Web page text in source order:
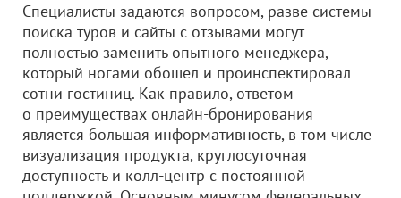
Специалисты задаются вопросом, разве системы
поиска туров и сайты с отзывами могут
полностью заменить опытного менеджера,
который ногами обошел и проинспектировал
сотни гостиниц. Как правило, ответом
о преимуществах онлайн-бронирования
является большая информативность, в том числе
визуализация продукта, круглосуточная
доступность и колл-центр с постоянной